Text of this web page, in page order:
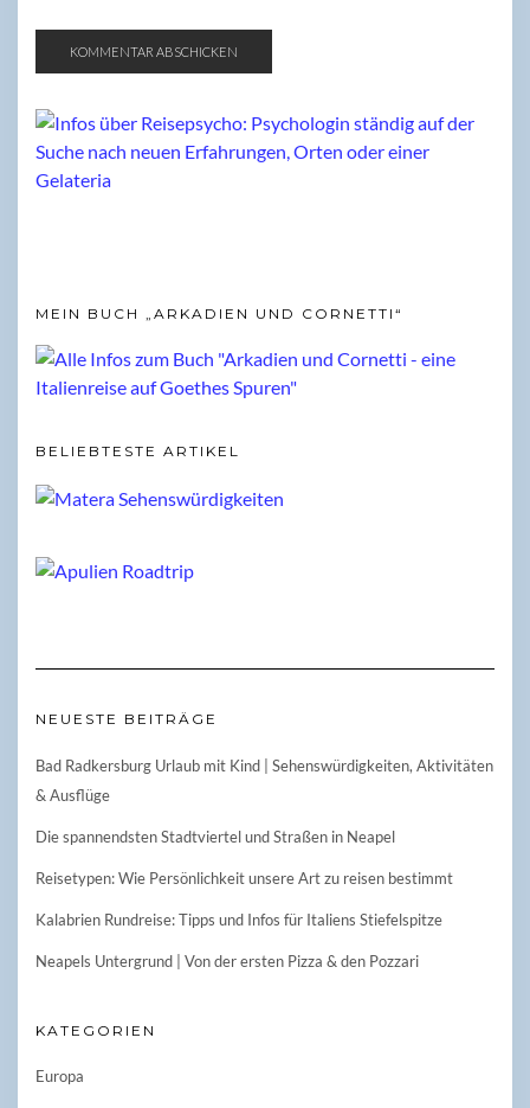
MEIN BUCH „ARKADIEN UND CORNETTI“
BELIEBTESTE ARTIKEL
NEUESTE BEITRÄGE
Bad Radkersburg Urlaub mit Kind | Sehenswürdigkeiten, Aktivitäten
& Ausflüge
Die spannendsten Stadtviertel und Straßen in Neapel
Reisetypen: Wie Persönlichkeit unsere Art zu reisen bestimmt
Kalabrien Rundreise: Tipps und Infos für Italiens Stiefelspitze
Neapels Untergrund | Von der ersten Pizza & den Pozzari
KATEGORIEN
Europa